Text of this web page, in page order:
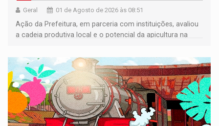
Geral 01 de Agosto de 2026 às 08:51
Ação da Prefeitura, em parceria com instituições, avaliou
a cadeia produtiva local e o potencial da apicultura na